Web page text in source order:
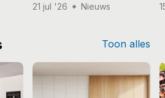
21 jul '26 Nieuws
Toon alles